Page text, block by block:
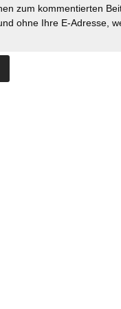
zum kommentierten
ohne Ihre E-Adresse,